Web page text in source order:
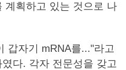
계획하고 있는 것으로 나
갑자기 mRNA를..."라고
다. 각자 전문성을 갖고